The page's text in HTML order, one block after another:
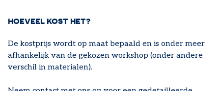
HOEVEEL KOST HET?
De kostprijs wordt op maat bepaald en is onder meer
afhankelijk van de gekozen workshop (onder andere
verschil in materialen).